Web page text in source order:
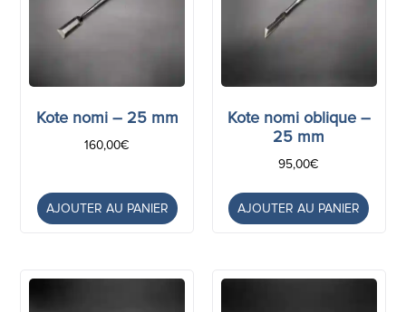
Kote nomi – 25 mm
160,00€
AJOUTER AU PANIER
Kote nomi oblique –
25 mm
95,00€
AJOUTER AU PANIER